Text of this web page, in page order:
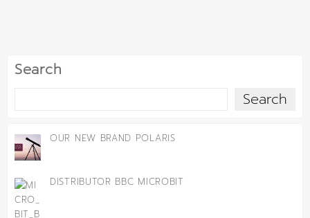
Search
Search
OUR NEW BRAND POLARIS
DISTRIBUTOR BBC MICROBIT